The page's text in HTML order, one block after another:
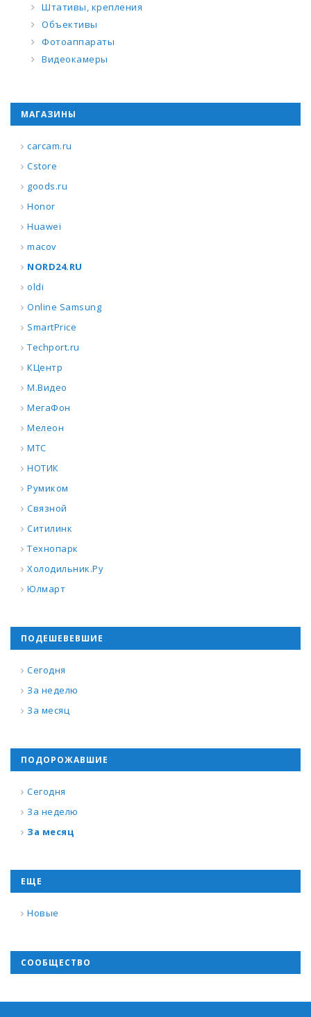
Штативы, крепления
Объективы
Фотоаппараты
Видеокамеры
МАГАЗИНЫ
carcam.ru
Cstore
goods.ru
Honor
Huawei
macov
NORD24.RU
oldi
Online Samsung
SmartPrice
Techport.ru
КЦентр
М.Видео
МегаФон
Мелеон
МТС
НОТИК
Румиком
Связной
Ситилинк
Технопарк
Холодильник.Ру
Юлмарт
ПОДЕШЕВЕВШИЕ
Сегодня
За неделю
За месяц
ПОДОРОЖАВШИЕ
Сегодня
За неделю
За месяц
ЕЩЕ
Новые
СООБЩЕСТВО